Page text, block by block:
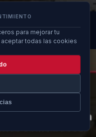
para mejorar tu
todas las cookies
costas de Ibiza